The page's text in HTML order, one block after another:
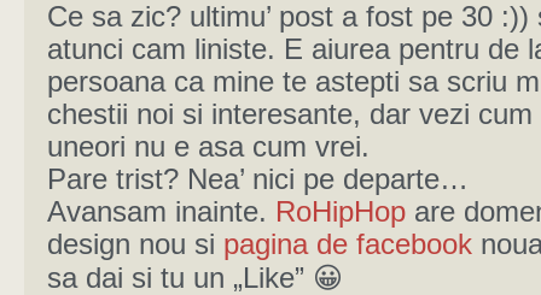
Ce sa zic? ultimu’ post a fost pe 30 :))
atunci cam liniste. E aiurea pentru de
persoana ca mine te astepti sa scriu
chestii noi si interesante, dar vezi
uneori nu e asa cum vrei.
Pare trist? Nea’ nici pe departe…
Avansam inainte. RoHipHopare
design nou si pagina de facebook
sa dai si tu un „Like” 😀